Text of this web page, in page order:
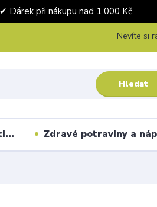
při nákupu nad 1 000 Kč
Hledat
Nevíte si
Zdravé potraviny a